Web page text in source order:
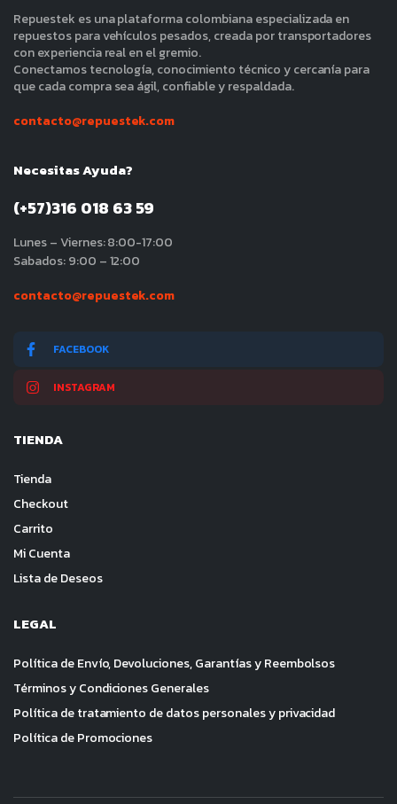
Repuestek es una plataforma colombiana especializada en
repuestos para vehículos pesados, creada por transportadores
con experiencia real en el gremio.
Conectamos tecnología, conocimiento técnico y cercanía para
que cada compra sea ágil, confiable y respaldada.
contacto@repuestek.com
Necesitas Ayuda?
(+57)316 018 63 59
Lunes – Viernes: 8:00-17:00
Sabados: 9:00 – 12:00
contacto@repuestek.com
FACEBOOK
INSTAGRAM
TIENDA
Tienda
Checkout
Carrito
Mi Cuenta
Lista de Deseos
LEGAL
Política de Envío, Devoluciones, Garantías y Reembolsos
Términos y Condiciones Generales
Política de tratamiento de datos personales y privacidad
Política de Promociones